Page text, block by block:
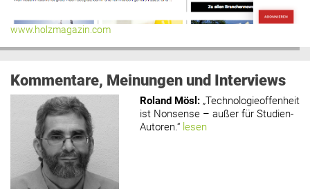
www.holzmagazin.com
Kommentare, Meinungen und Interviews
Roland Mösl : „Technologieoffenheit
ist Nonsense – außer für Studien-
Autoren.“ lesen